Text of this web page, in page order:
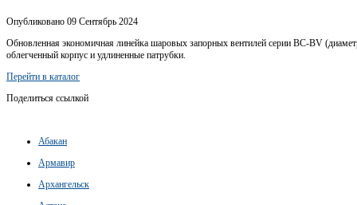
Опубликовано 09 Сентябрь 2024
Обновленная экономичная линейка шаровых запорных вентилей серии BC-BV
облегченный корпус и удлиненные патрубки.
Перейти в каталог
Поделиться ссылкой
Абакан
Армавир
Архангельск